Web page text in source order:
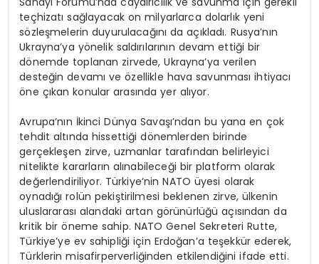
teçhizatı sağlayacak on milyarlarca dolarlık yeni
sözleşmelerin duyurulacağını da açıkladı. Rusya’nın
Ukrayna’ya yönelik saldırılarının devam ettiği bir
dönemde toplanan zirvede, Ukrayna’ya verilen
desteğin devamı ve özellikle hava savunması ihtiyacı
öne çıkan konular arasında yer alıyor.
Avrupa’nın İkinci Dünya Savaşı’ndan bu yana en çok
tehdit altında hissettiği dönemlerden birinde
gerçekleşen zirve, uzmanlar tarafından belirleyici
nitelikte kararların alınabileceği bir platform olarak
değerlendiriliyor. Türkiye’nin NATO üyesi olarak
oynadığı rolün pekiştirilmesi beklenen zirve, ülkenin
uluslararası alandaki artan görünürlüğü açısından da
kritik bir öneme sahip. NATO Genel Sekreteri Rutte,
Türkiye’ye ev sahipliği için Erdoğan’a teşekkür ederek,
Türklerin misafirperverliğinden etkilendiğini ifade etti.